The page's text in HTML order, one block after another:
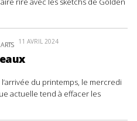
11 AVRIL 2024
du printemps, le mercredi
actuelle tend à effacer les